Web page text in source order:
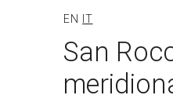
EN IT
San